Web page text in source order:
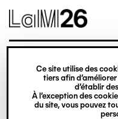
Gestion des cookies
Ce site utilise des
tiers afin
d’établir
À l’exception des
du site, vous pouvez
contenu